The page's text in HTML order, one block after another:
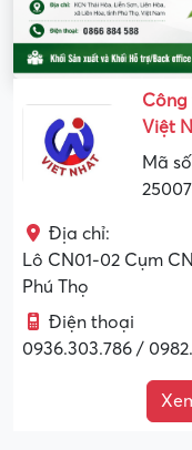
Công
Việt
Mã
Địa chỉ:
Lô CN01-02 Cụm
Phú Thọ
Điện thoại
0936.303.786 /